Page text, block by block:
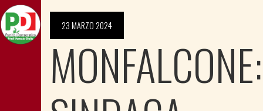
23 MARZO 2024
MONFALCONE: